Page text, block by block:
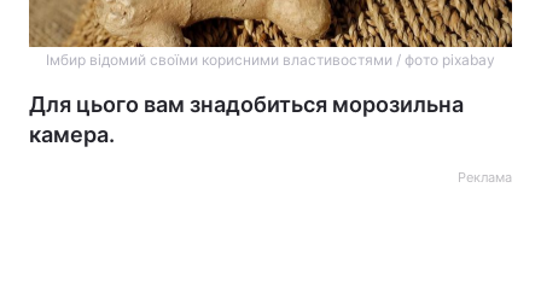
Імбир відомий своїми корисними властивостями / фото pixabay
Для цього вам знадобиться морозильна
камера.
Реклама